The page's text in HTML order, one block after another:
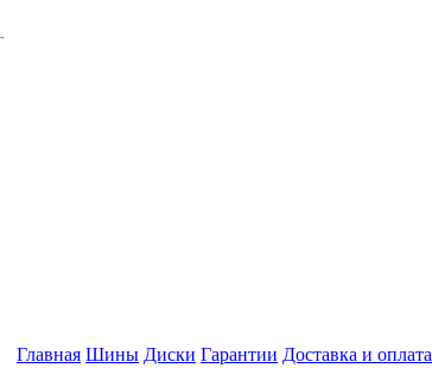
Главная Шины Диски Гарантии Доставка и оплата